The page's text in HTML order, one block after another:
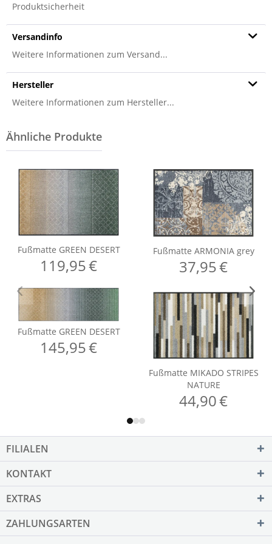
Produktsicherheit
Versandinfo
Weitere Informationen zum Versand...
Hersteller
Weitere Informationen zum Hersteller...
FILIALEN
KONTAKT
EXTRAS
ZAHLUNGSARTEN